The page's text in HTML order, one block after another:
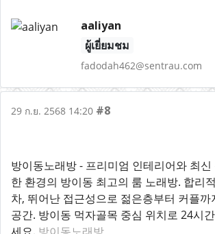
aaliyan
ผู้เยี่ยมชม
fadodah462@sentrau.com
29 ก.ย. 2568 14:20 #8
방이동노래방 - 프리미엄 인테리어와 최
한 환경의 방이동 최고의 룸 노래방. 합리
차, 뛰어난 접근성으로 젊은층부터 커플까
공간. 방이동 먹자골목 중심 위치로 24시